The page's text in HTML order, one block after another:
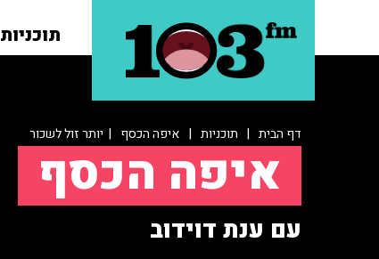
תוכניות
דף הבית | תוכניות | איפה הכסף | יותר זול לשכור
איפה הכסף
עם ענת דוידוב